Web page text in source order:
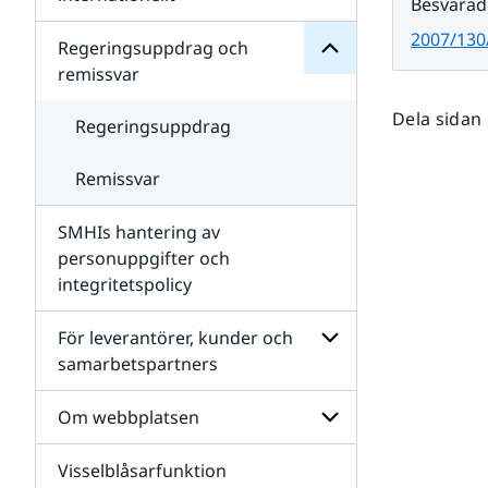
organisation
Undersidor
för
Samverkan
internationellt
Regeringsuppdrag och
remissvar
Regeringsuppdrag
Remissvar
SMHIs hantering av
personuppgifter och
integritetspolicy
För leverantörer, kunder och
samarbetspartners
Undersidor
för
Om webbplatsen
Visselblåsarfunktion
2007/
Dela sidan